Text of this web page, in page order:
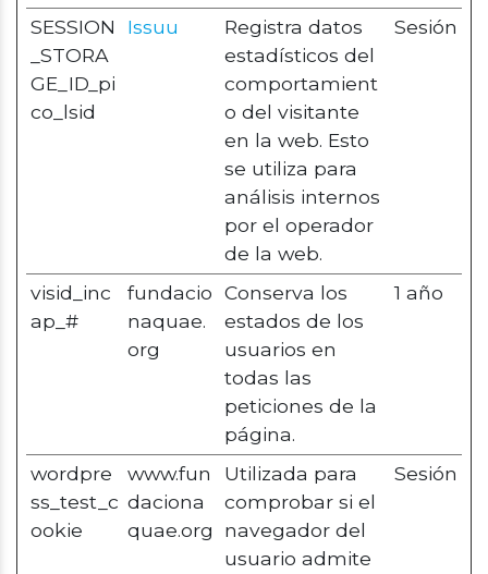
SESSION
_STORA
GE_ID_pi
co_lsid
Issuu
Registra datos
estadísticos del
comportamient
o del visitante
en la web. Esto
se utiliza para
análisis internos
por el operador
de la web.
Sesión
visid_inc
ap_#
fundacio
naquae.
org
Conserva los
estados de los
usuarios en
todas las
peticiones de la
página.
1 año
wordpre
ss_test_c
ookie
www.fun
daciona
quae.org
Utilizada para
comprobar si el
navegador del
usuario admite
Sesión